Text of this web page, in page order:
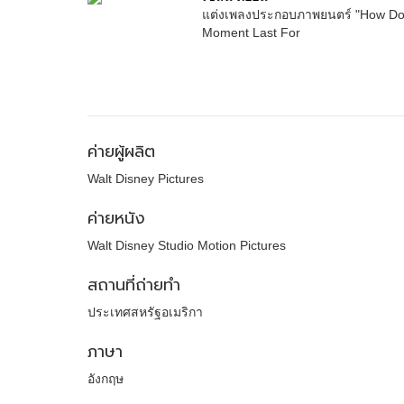
แต่งเพลงประกอบภาพยนตร์ "How
Moment Last For
ค่ายผู้ผลิต
Walt Disney Pictures
ค่ายหนัง
Walt Disney Studio Motion Pictures
สถานที่ถ่ายทำ
ประเทศสหรัฐอเมริกา
ภาษา
อังกฤษ